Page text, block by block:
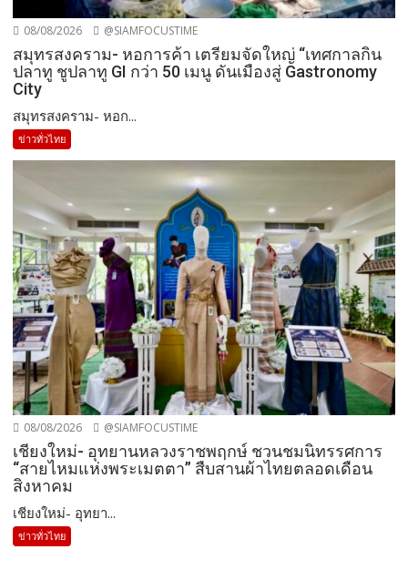
08/08/2026 @SIAMFOCUSTIME
สมุทรสงคราม- หอการค้า เตรียมจัดใหญ่ “เทศกาลกิน
ปลาทู ชูปลาทู GI กว่า 50 เมนู ดันเมืองสู่ Gastronomy
City
สมุทรสงคราม- หอก...
ข่าวทั่วไทย
08/08/2026 @SIAMFOCUSTIME
เชียงใหม่- อุทยานหลวงราชพฤกษ์ ชวนชมนิทรรศการ
“สายไหมแห่งพระเมตตา” สืบสานผ้าไทยตลอดเดือน
สิงหาคม
เชียงใหม่- อุทยา...
ข่าวทั่วไทย